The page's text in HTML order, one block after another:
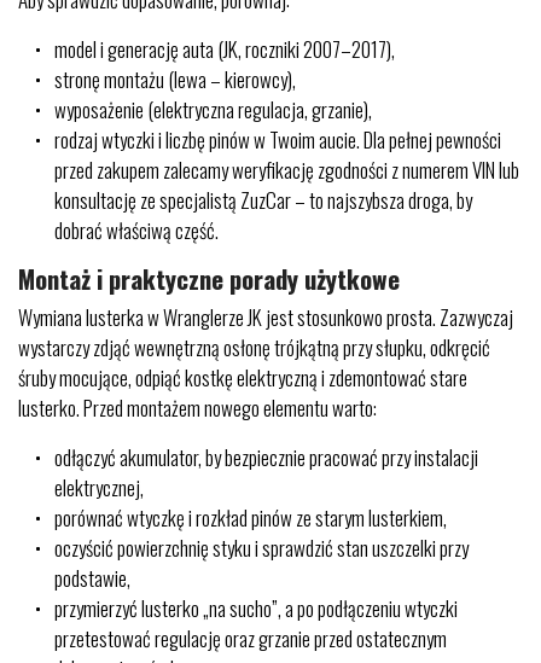
model i generację auta (JK, roczniki 2007–2017),
stronę montażu (lewa – kierowcy),
wyposażenie (elektryczna regulacja, grzanie),
rodzaj wtyczki i liczbę pinów w Twoim aucie. Dla pełnej pewności
przed zakupem zalecamy weryfikację zgodności z numerem VIN lub
konsultację ze specjalistą ZuzCar – to najszybsza droga, by
dobrać właściwą część.
Montaż i praktyczne porady użytkowe
Wymiana lusterka w Wranglerze JK jest stosunkowo prosta. Zazwyczaj
wystarczy zdjąć wewnętrzną osłonę trójkątną przy słupku, odkręcić
śruby mocujące, odpiąć kostkę elektryczną i zdemontować stare
lusterko. Przed montażem nowego elementu warto:
odłączyć akumulator, by bezpiecznie pracować przy instalacji
elektrycznej,
porównać wtyczkę i rozkład pinów ze starym lusterkiem,
oczyścić powierzchnię styku i sprawdzić stan uszczelki przy
podstawie,
przymierzyć lusterko „na sucho”, a po podłączeniu wtyczki
przetestować regulację oraz grzanie przed ostatecznym